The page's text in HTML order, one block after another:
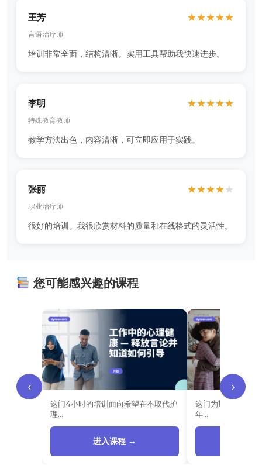
王芳
言语治疗师
★★★★★
培训非常全面，结构清晰。实用工具帮助我快速进步。
李明
特殊教育教师
★★★★★
教学方法出色，内容清晰，可立即应用于实践。
张丽
职业治疗师
★★★★★
很好的培训。我很欣赏材料的质量和在线格式的灵活性。
您可能感兴趣的课程
‹
这门4小时的培训面向希望在不取代护
理…
进入课程 →
这门为期2小时的
年…
›